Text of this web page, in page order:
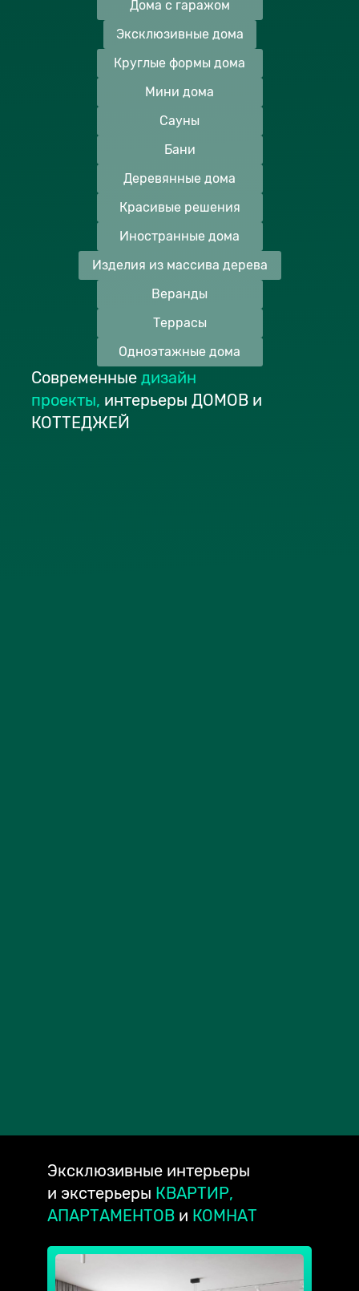
Дома с гаражом
Эксклюзивные дома
Круглые формы дома
Мини дома
Сауны
Бани
Деревянные дома
Красивые решения
Иностранные дома
Изделия из массива дерева
Веранды
Террасы
Одноэтажные дома
Современные дизайн
проекты, интерьеры ДОМОВ и
КОТТЕДЖЕЙ
Эксклюзивные интерьеры
и экстерьеры КВАРТИР,
АПАРТАМЕНТОВ и КОМНАТ